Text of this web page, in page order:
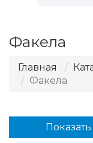
Факела
Главная
Факела